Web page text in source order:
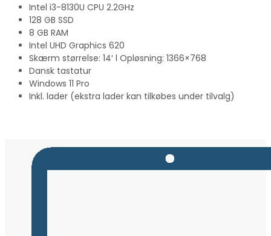
Intel i3-8130U CPU 2.2GHz
128 GB SSD
8 GB RAM
Intel UHD Graphics 620
Skærm størrelse: 14′ l Opløsning: 1366×768
Dansk tastatur
Windows 11 Pro
Inkl. lader (ekstra lader kan tilkøbes under tilvalg)